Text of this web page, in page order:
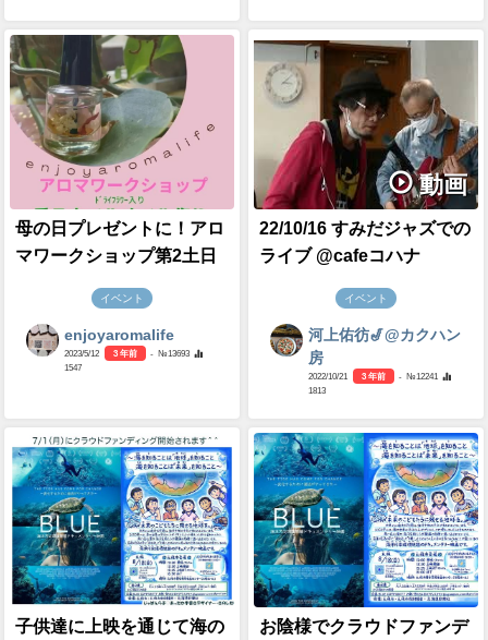
母の日プレゼントに！アロ
マワークショップ第2土日
イベント
enjoyaromalife
2023/5/12 3 年前
- №13693
1547
動画
22/10/16 すみだジャズでの
ライブ @cafeコハナ
イベント
河上佑彷🎷@カクハン
房
2022/10/21 3 年前
- №12241
1813
子供達に上映を通じて海の
お陰様でクラウドファンデ